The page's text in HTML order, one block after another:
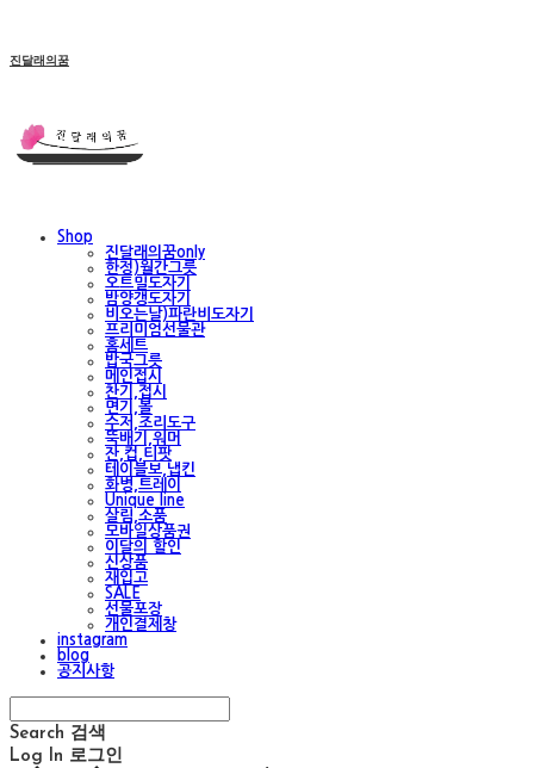
진달래의꿈
Shop
진달래의꿈only
한정)월간그릇
오트밀도자기
밤양갱도자기
비오는날)파란비도자기
프리미엄선물관
홈세트
밥국그릇
메인접시
찬기,접시
면기,볼
수저,조리도구
뚝배기,워머
잔,컵,티팟
테이블보,냅킨
화병,트레이
Unique line
살림,소품
모바일상품권
이달의 할인
신상품
재입고
SALE
선물포장
개인결제창
instagram
blog
공지사항
Search 검색
Log In 로그인